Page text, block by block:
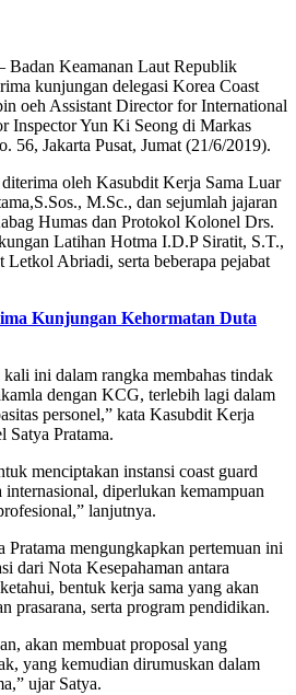
Badan Keamanan Laut Republik
kunjungan delegasi Korea Coast
oeh Assistant Director for International
Inspector Yun Ki Seong di Markas
56, Jakarta Pusat, Jumat (21/6/2019).
oleh Kasubdit Kerja Sama Luar
M.Sc., dan sejumlah jajaran
Humas dan Protokol Kolonel Drs.
Latihan Hotma I.D.P Siratit, S.T.,
Abriadi, serta beberapa pejabat
Kunjungan Kehormatan Duta
ini dalam rangka membahas tindak
dengan KCG, terlebih lagi dalam
personel,” kata Kasubdit Kerja
Satya Pratama.
menciptakan instansi coast guard
diperlukan kemampuan
lanjutnya.
mengungkapkan pertemuan ini
dari Nota Kesepahaman antara
bentuk kerja sama yang akan
prasarana, serta program pendidikan.
akan membuat proposal yang
yang kemudian dirumuskan dalam
ujar Satya.